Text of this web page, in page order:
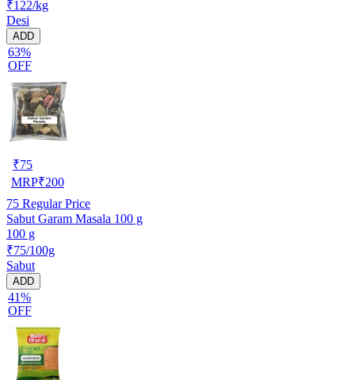
₹122/kg
Desi
ADD
63%
OFF
₹75
MRP₹200
75 Regular Price
Sabut Garam Masala 100 g
100 g
₹75/100g
Sabut
ADD
41%
OFF